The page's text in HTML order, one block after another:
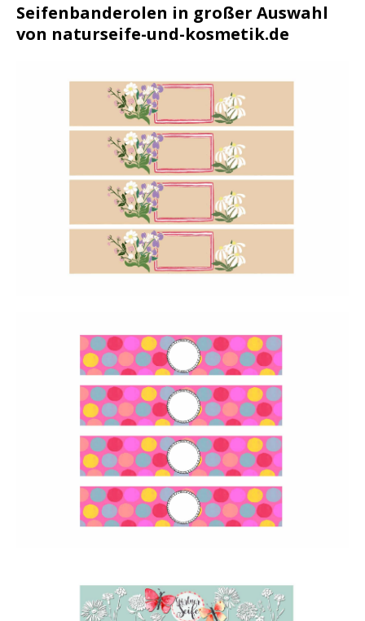
Seifenbanderolen in großer Auswahl
von naturseife-und-kosmetik.de